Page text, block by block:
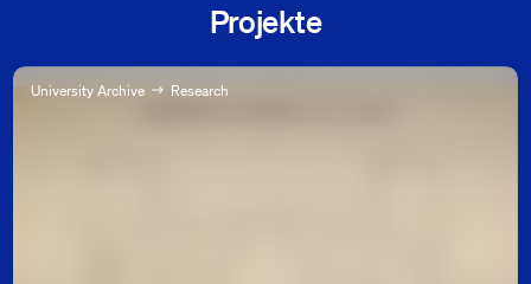
Projekte
University Archive Research